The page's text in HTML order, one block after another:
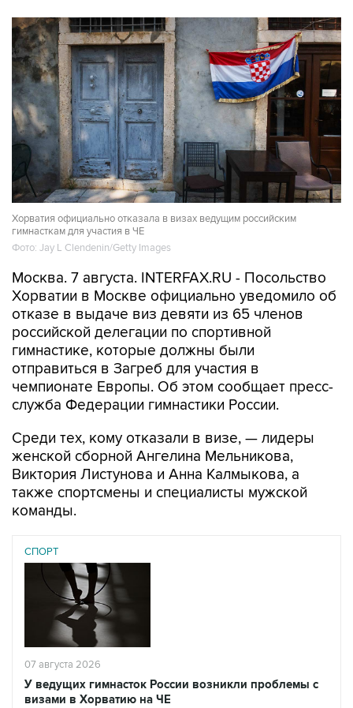
Хорватия официально отказала в визах ведущим российским
гимнасткам для участия в ЧЕ
Фото: Jay L Clendenin/Getty Images
Москва. 7 августа. INTERFAX.RU - Посольство
Хорватии в Москве официально уведомило об
отказе в выдаче виз девяти из 65 членов
российской делегации по спортивной
гимнастике, которые должны были
отправиться в Загреб для участия в
чемпионате Европы. Об этом сообщает пресс-
служба Федерации гимнастики России.
Среди тех, кому отказали в визе, — лидеры
женской сборной Ангелина Мельникова,
Виктория Листунова и Анна Калмыкова, а
также спортсмены и специалисты мужской
команды.
СПОРТ
07 августа 2026
У ведущих гимнасток России возникли проблемы с
визами в Хорватию на ЧЕ